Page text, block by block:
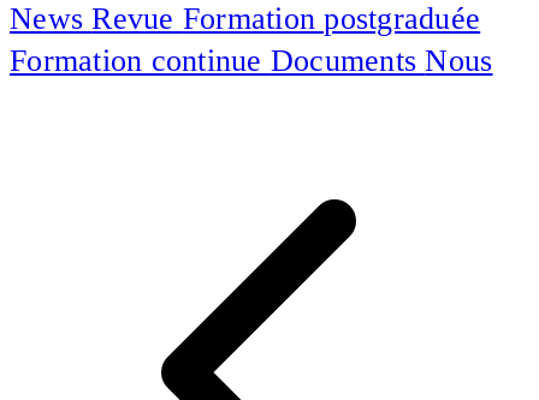
NewsRevue Formation postgraduée
Formation continue DocumentsNous